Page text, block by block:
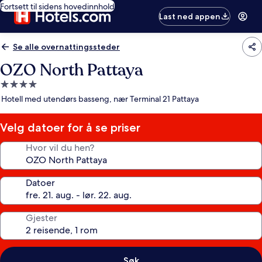
Fortsett til sidens hovedinnhold
Last ned appen
Se alle overnattingssteder
OZO North Pattaya
Overnattingssted
med
stjerner
Hotell med utendørs basseng, nær Terminal 21 Pattaya
Velg datoer for å se priser
Hvor vil du hen?
Datoer
Gjester